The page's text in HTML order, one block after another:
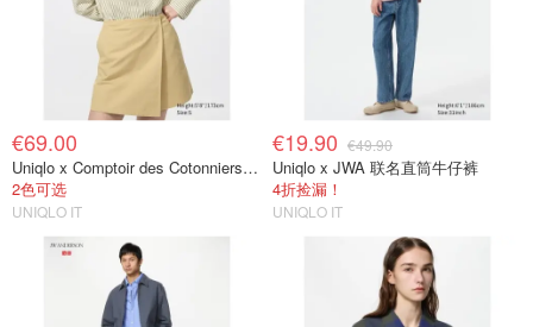
€69.00
Uniqlo x Comptoir des Cotonniers 联名迷你裙
2色可选
UNIQLO IT
€19.90 €49.90
Uniqlo x JWA 联名直筒牛仔裤
4折捡漏！
UNIQLO IT